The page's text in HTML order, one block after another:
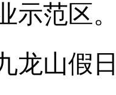
示范区
龙山假